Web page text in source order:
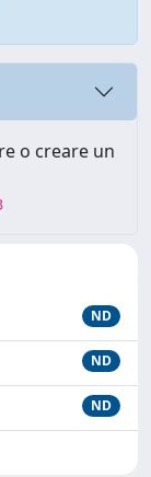
o creare un
ND
ND
ND